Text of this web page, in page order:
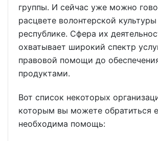
группы. И сейчас уже можно
расцвете волонтерской
республике. Сфера их
охватывает широкий спектр
правовой помощи до
продуктами.
Вот список некоторых
которым вы можете обратиться
необходима помощь: